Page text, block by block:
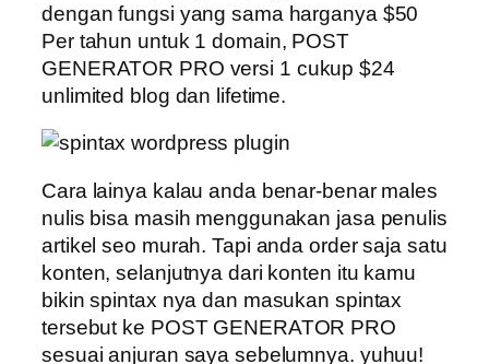
dengan fungsi yang sama harganya $50
Per tahun untuk 1 domain, POST
GENERATOR PRO versi 1 cukup $24
unlimited blog dan lifetime.
Cara lainya kalau anda benar-benar males
nulis bisa masih menggunakan jasa penulis
artikel seo murah. Tapi anda order saja satu
konten, selanjutnya dari konten itu kamu
bikin spintax nya dan masukan spintax
tersebut ke POST GENERATOR PRO
sesuai anjuran saya sebelumnya. yuhuu!